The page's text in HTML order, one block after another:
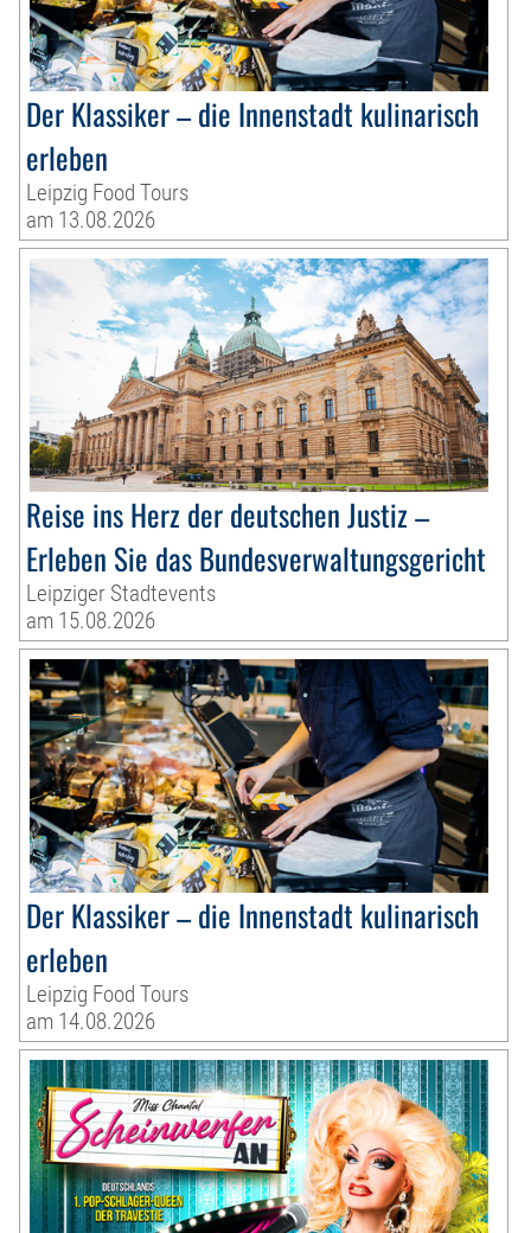
Der Klassiker – die Innenstadt kulinarisch
erleben
Leipzig Food Tours
am 13.08.2026
Reise ins Herz der deutschen Justiz –
Erleben Sie das Bundesverwaltungsgericht
Leipziger Stadtevents
am 15.08.2026
Der Klassiker – die Innenstadt kulinarisch
erleben
Leipzig Food Tours
am 14.08.2026